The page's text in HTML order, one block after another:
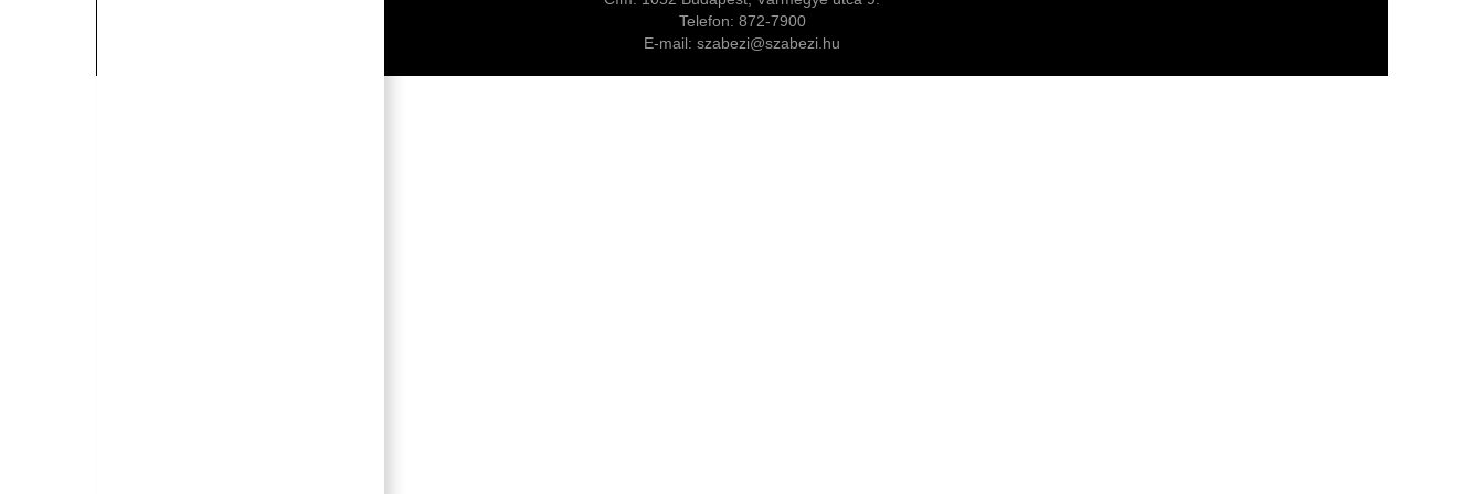
Telefon: 872-7900
E-mail: szabezi@szabezi.hu